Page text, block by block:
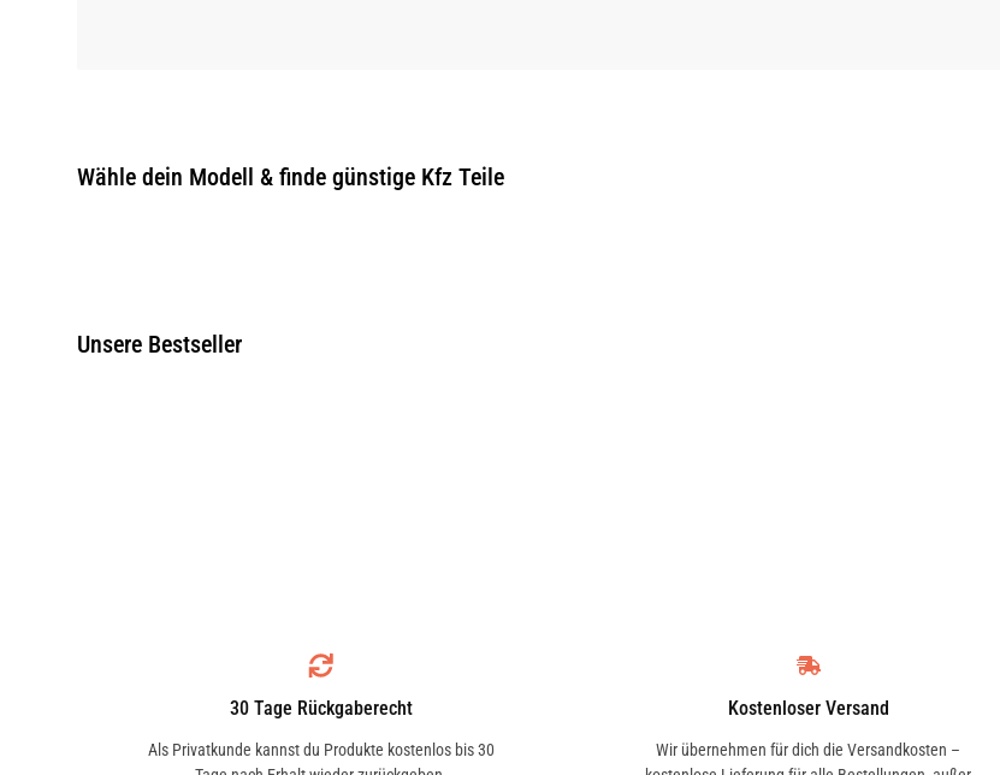
Wähle dein Modell & finde günstige Kfz Teile
Unsere Bestseller
30 Tage Rückgaberecht
Als Privatkunde kannst du Produkte kostenlos bis 30
Kostenloser Versand
Wir übernehmen für dich die Versandkosten –